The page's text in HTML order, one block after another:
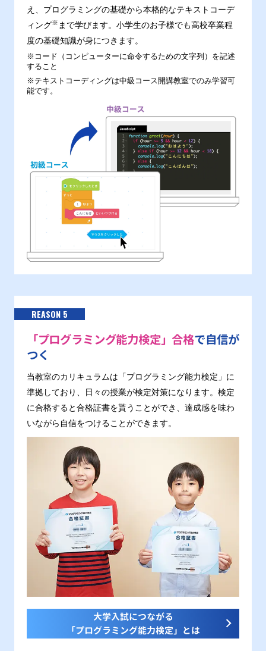
え、プログラミングの基礎から本格的なテキストコーデ
ィング※ まで学びます。小学生のお子様でも高校卒業程
度の基礎知識が身につきます。
※コード（コンピューターに命令するための文字列）を記述
すること
※テキストコーディングは中級コース開講教室でのみ学習可
能です。
REASON 5
「プログラミング能力検定」合格で自信が
つく
当教室のカリキュラムは「プログラミング能力検定」に
準拠しており、日々の授業が検定対策になります。検定
に合格すると合格証書を貰うことができ、達成感を味わ
いながら自信をつけることができます。
大学入試につながる
「プログラミング能力検定」とは